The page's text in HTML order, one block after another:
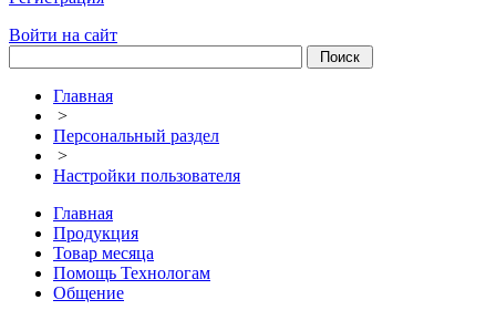
Войти на сайт
Главная
>
Персональный раздел
>
Настройки пользователя
Главная
Продукция
Товар месяца
Помощь Технологам
Общение